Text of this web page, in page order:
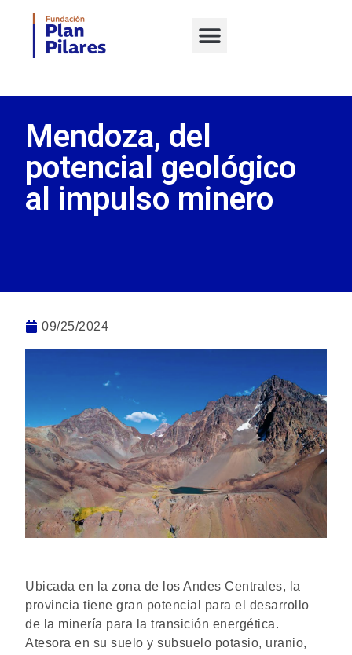
Mendoza, del
potencial geológico
al impulso minero
09/25/2024
Ubicada en la zona de los Andes Centrales, la
provincia tiene gran potencial para el desarrollo
de la minería para la transición energética.
Atesora en su suelo y subsuelo potasio, uranio,